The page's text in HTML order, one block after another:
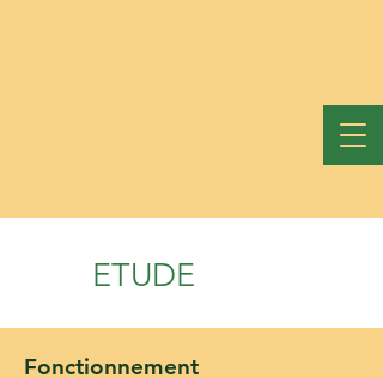
ETUDE
Fonctionnement